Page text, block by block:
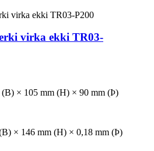
virka ekki TR03-
(B) × 105 mm (H) × 90 mm (Þ)
× 146 mm (H) × 0,18 mm (Þ)